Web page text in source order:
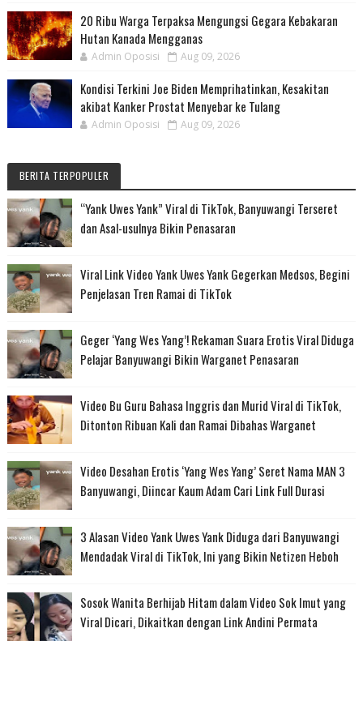
20 Ribu Warga Terpaksa Mengungsi Gegara Kebakaran
Hutan Kanada Mengganas
Admin Oposisi Aug 09, 2026
Kondisi Terkini Joe Biden Memprihatinkan, Kesakitan
akibat Kanker Prostat Menyebar ke Tulang
Admin Oposisi Aug 09, 2026
BERITA TERPOPULER
“Yank Uwes Yank” Viral di TikTok, Banyuwangi Terseret
dan Asal-usulnya Bikin Penasaran
Viral Link Video Yank Uwes Yank Gegerkan Medsos, Begini
Penjelasan Tren Ramai di TikTok
Geger ‘Yang Wes Yang’! Rekaman Suara Erotis Viral Diduga
Pelajar Banyuwangi Bikin Warganet Penasaran
Video Bu Guru Bahasa Inggris dan Murid Viral di TikTok,
Ditonton Ribuan Kali dan Ramai Dibahas Warganet
Video Desahan Erotis ‘Yang Wes Yang’ Seret Nama MAN 3
Banyuwangi, Diincar Kaum Adam Cari Link Full Durasi
3 Alasan Video Yank Uwes Yank Diduga dari Banyuwangi
Mendadak Viral di TikTok, Ini yang Bikin Netizen Heboh
Sosok Wanita Berhijab Hitam dalam Video Sok Imut yang
Viral Dicari, Dikaitkan dengan Link Andini Permata